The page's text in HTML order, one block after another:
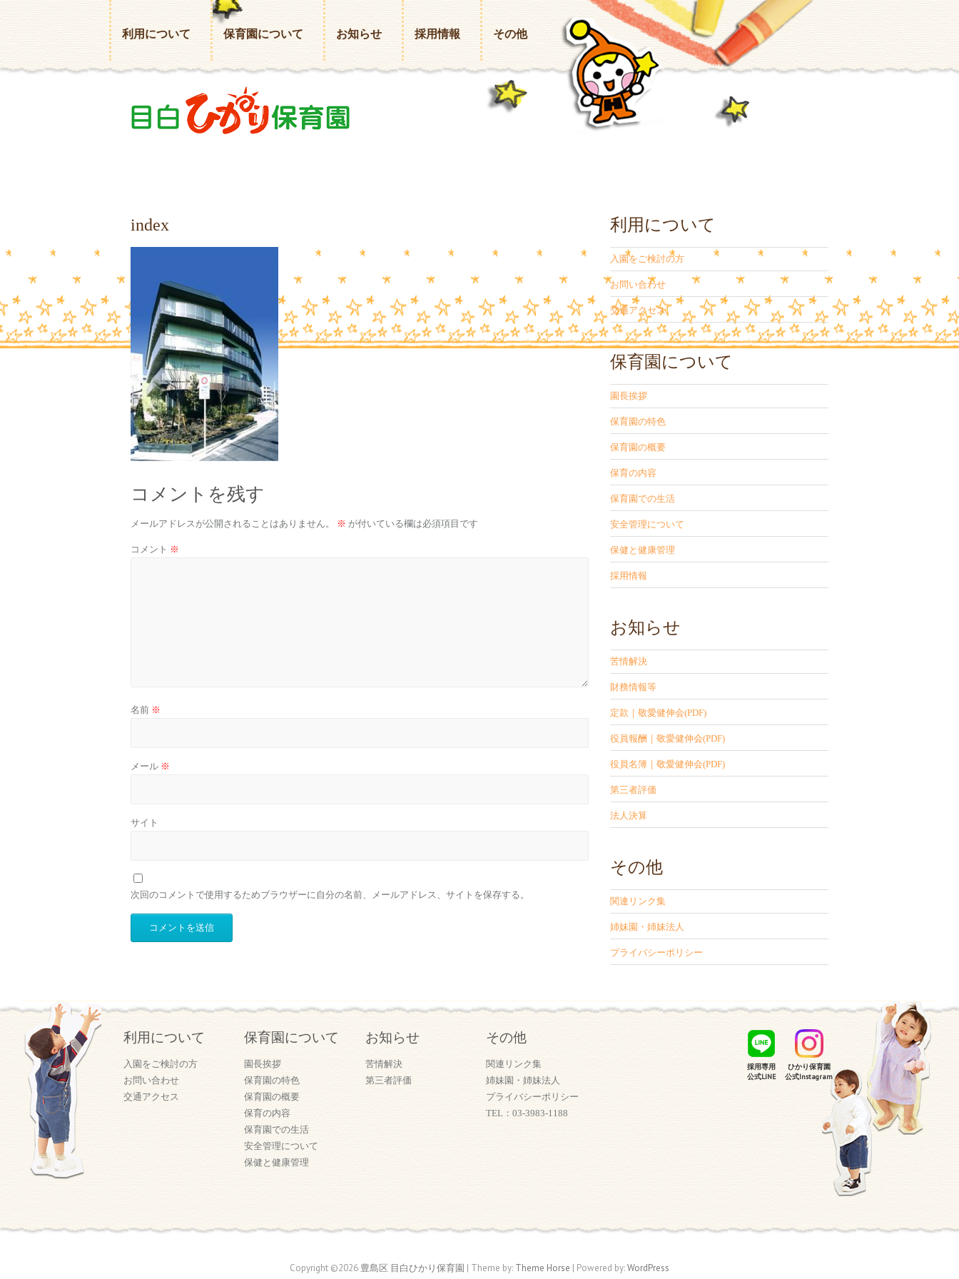
利用について 保育園について お知らせ 採用情報 その他
index
コメントを残す
メールアドレスが公開されることはありません。 ※ が付いている欄は必須項目です
コメント ※
名前 ※
メール ※
サイト
次回のコメントで使用するためブラウザーに自分の名前、メールアドレス、サイトを保存する。
利用について
入園をご検討の方
お問い合わせ
交通アクセス
保育園について
園長挨拶
保育園の特色
保育園の概要
保育の内容
保育園での生活
安全管理について
保健と健康管理
採用情報
お知らせ
苦情解決
財務情報等
定款｜敬愛健伸会(PDF)
役員報酬｜敬愛健伸会(PDF)
役員名簿｜敬愛健伸会(PDF)
第三者評価
法人決算
その他
関連リンク集
姉妹園・姉妹法人
プライバシーポリシー
採用専用
公式LINE
ひかり保育園
公式Instagram
利用について
入園をご検討の方
お問い合わせ
交通アクセス
保育園について
園長挨拶
保育園の特色
保育園の概要
保育の内容
保育園での生活
安全管理について
保健と健康管理
お知らせ
苦情解決
第三者評価
その他
関連リンク集
姉妹園・姉妹法人
プライバシーポリシー
TEL：03-3983-1188
Copyright ©2026 豊島区 目白ひかり保育園 | Theme by: Theme Horse | Powered by:WordPress